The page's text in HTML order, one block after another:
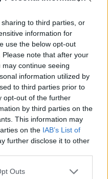
to third parties, or
information for
use the below opt-out
note that after your
continue seeing
information utilized by
to third parties prior to
opt-out of the further
by third parties on the
This information may
on the IAB’s List of
further disclose it to other
Outs